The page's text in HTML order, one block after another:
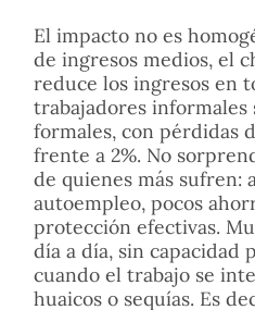
El impacto no es
de ingresos medios, el
reduce los ingresos en
trabajadores informales
formales, con pérdidas
frente a 2%. No
de quienes más sufren:
autoempleo, pocos
protección efectivas.
día a día, sin capacidad
cuando el trabajo se
huaicos o sequías. Es